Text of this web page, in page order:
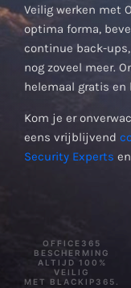
Veilig werken met
optima forma,
continue back-
nog zoveel meer.
helemaal gratis en
Kom je er
eens vrijblijvend
Security Experts
OFFICE365
BESCHERMING
ALTIJD 100%
VEILIG
MET BLACKIP365.